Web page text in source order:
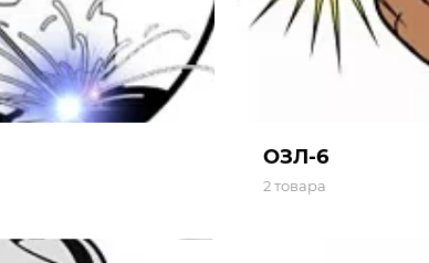
ОЗЛ-6
2 товара